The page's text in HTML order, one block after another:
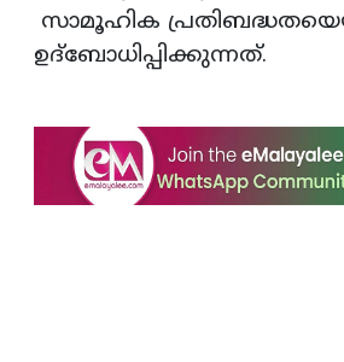
സാമൂഹിക
ഉദ്ബോധിപ്പിക്കുന്നത്. ‎